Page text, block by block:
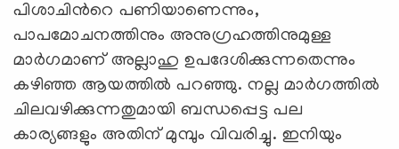
പിശാചിന്‍റെ പണിയാണെന്നും,
പാപമോചനത്തിനും അനുഗ്രഹത്തിനുമുള്ള
മാര്‍ഗമാണ് അല്ലാഹു ഉപദേശിക്കുന്നതെന്നും
കഴിഞ്ഞ ആയത്തില്‍ പറഞ്ഞു. നല്ല മാര്‍ഗത്തില്‍
ചിലവഴിക്കുന്നതുമായി ബന്ധപ്പെട്ട പല
കാര്യങ്ങളും അതിന് മുമ്പും വിവരിച്ചു. ഇനിയും